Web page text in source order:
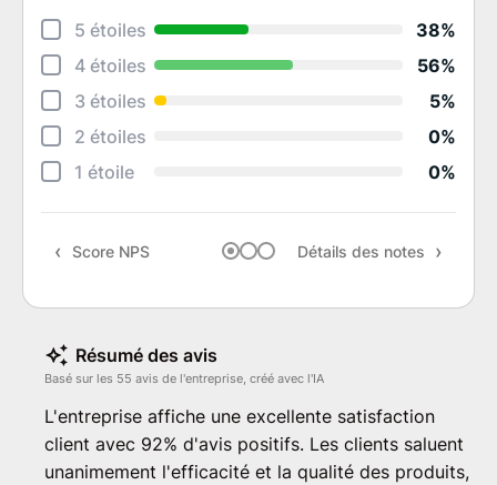
5 étoiles
38%
4 étoiles
56%
3 étoiles
5%
2 étoiles
0%
1 étoile
0%
Score NPS Détails des notes
Résumé des avis
Basé sur les 55 avis de l'entreprise, créé avec l'IA
L'entreprise affiche une excellente satisfaction
client avec 92% d'avis positifs. Les clients saluent
unanimement l'efficacité et la qualité des produits,